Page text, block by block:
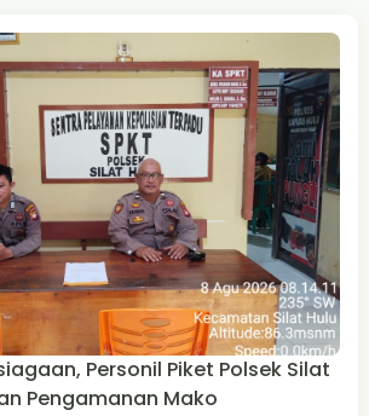
Personil Piket Polsek Silat
Pengamanan Mako